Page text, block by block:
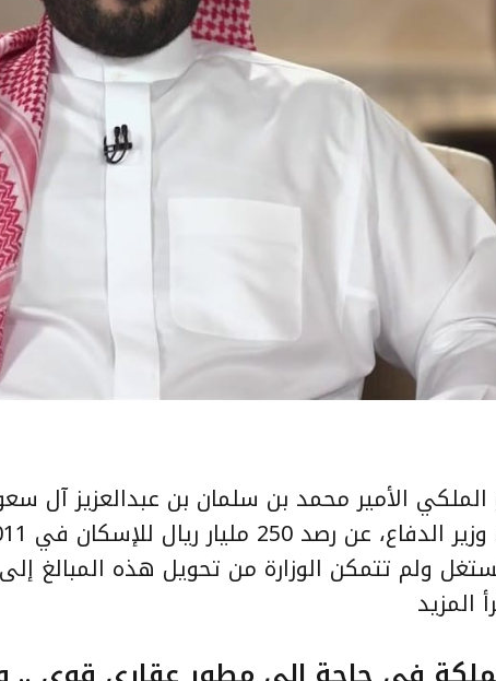
الأمير محمد بن سلمان بن عبدالعزيز آل
ولم تتمكن الوزارة من تحويل هذه المبالغ
المزيد